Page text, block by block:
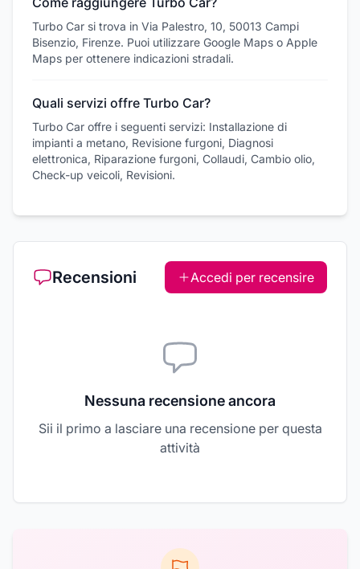
Turbo Car si trova in Via Palestro, 10, 50013 Campi
Bisenzio, Firenze. Puoi utilizzare Google Maps o Apple
Maps per ottenere indicazioni stradali.
Quali servizi offre Turbo Car?
Turbo Car offre i seguenti servizi: Installazione di
impianti a metano, Revisione furgoni, Diagnosi
elettronica, Riparazione furgoni, Collaudi, Cambio olio,
Check-up veicoli, Revisioni.
Recensioni Accedi per recensire
Nessuna recensione ancora
Sii il primo a lasciare una recensione per questa
attività